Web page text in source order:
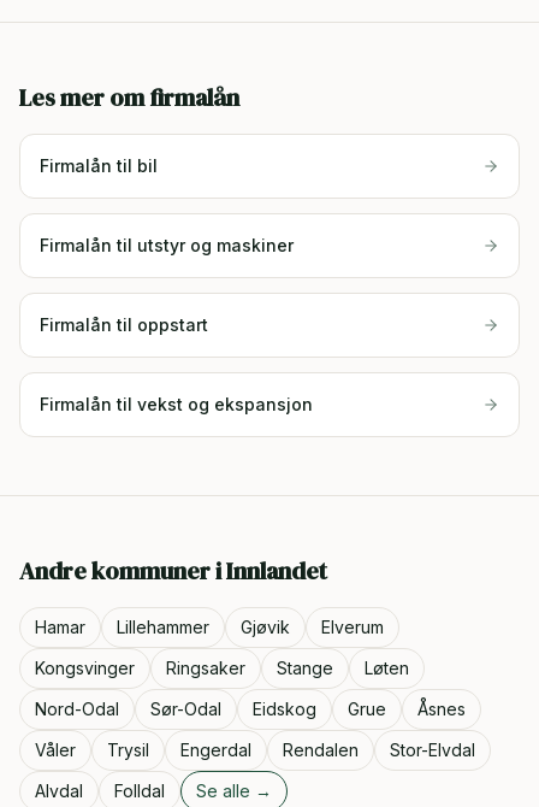
Les mer om firmalån
Firmalån til bil
Firmalån til utstyr og maskiner
Firmalån til oppstart
Firmalån til vekst og ekspansjon
Andre kommuner iInnlandet
Hamar Lillehammer Gjøvik
Elverum
Kongsvinger
Ringsaker Stange
Løten
Nord-Odal
Sør-Odal Eidskog Grue
Åsnes
Våler
Trysil Engerdal Rendalen
Stor-Elvdal
Alvdal
Folldal Se alle →